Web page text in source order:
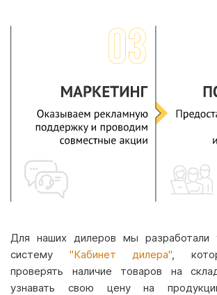
Для наших дилеров мы разработали
систему "Кабинет дилера",
проверять наличие товаров на
узнавать свою цену на